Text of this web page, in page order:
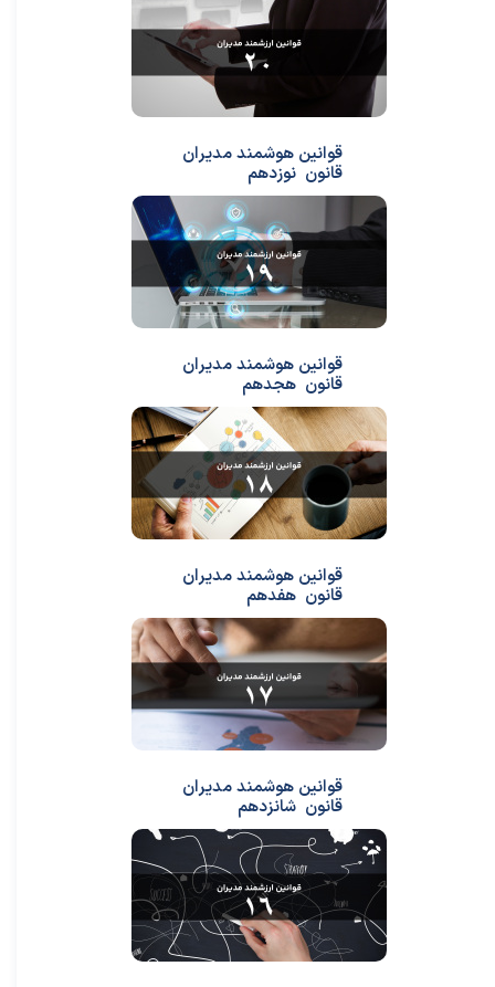
قوانین هوشمند مدیران
قانون نوزدهم
قوانین هوشمند مدیران
قانون هجدهم
قوانین هوشمند مدیران
قانون هفدهم
قوانین هوشمند مدیران
قانون شانزدهم